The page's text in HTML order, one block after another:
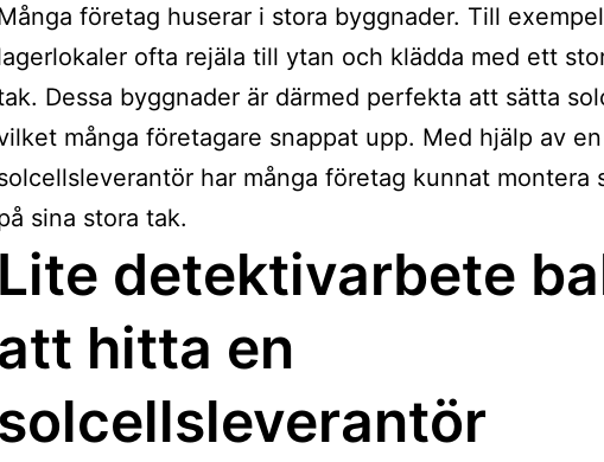
företag huserar i stora byggnader. Till
ofta rejäla till ytan och klädda med ett
Dessa byggnader är därmed perfekta att sätta
många företagare snappat upp. Med hjälp av
har många företag kunnat montera
sina stora tak.
Lite detektivarbete
att hitta en
solcellsleverantör